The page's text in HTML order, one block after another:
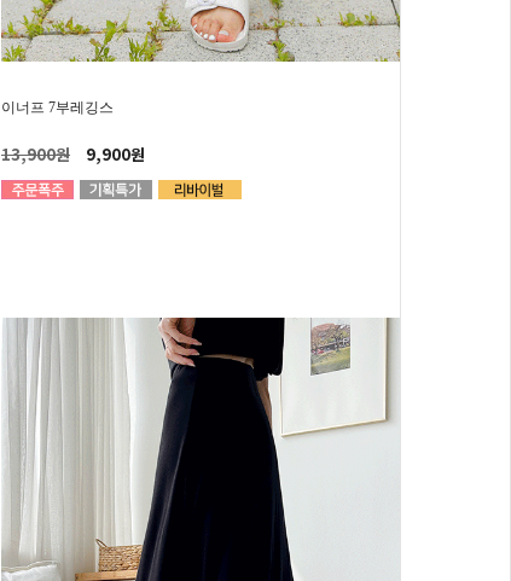
이너프 7부레깅스
13,900원 9,900원